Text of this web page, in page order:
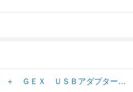
ＧＥＸ ピュアクリスタル グラッシーＲ １．５Ｌ 犬用 ＋ ＧＥＸ ＵＳＢアダプター Ｇ−１Ａ